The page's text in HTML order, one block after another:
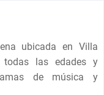
ubicada en Villa
las edades y
de música y